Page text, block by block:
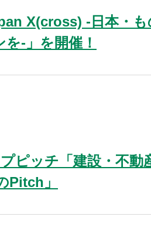
X(cross) -日本・
-」を開催！
ピッチ「建設・不動
Pitch」